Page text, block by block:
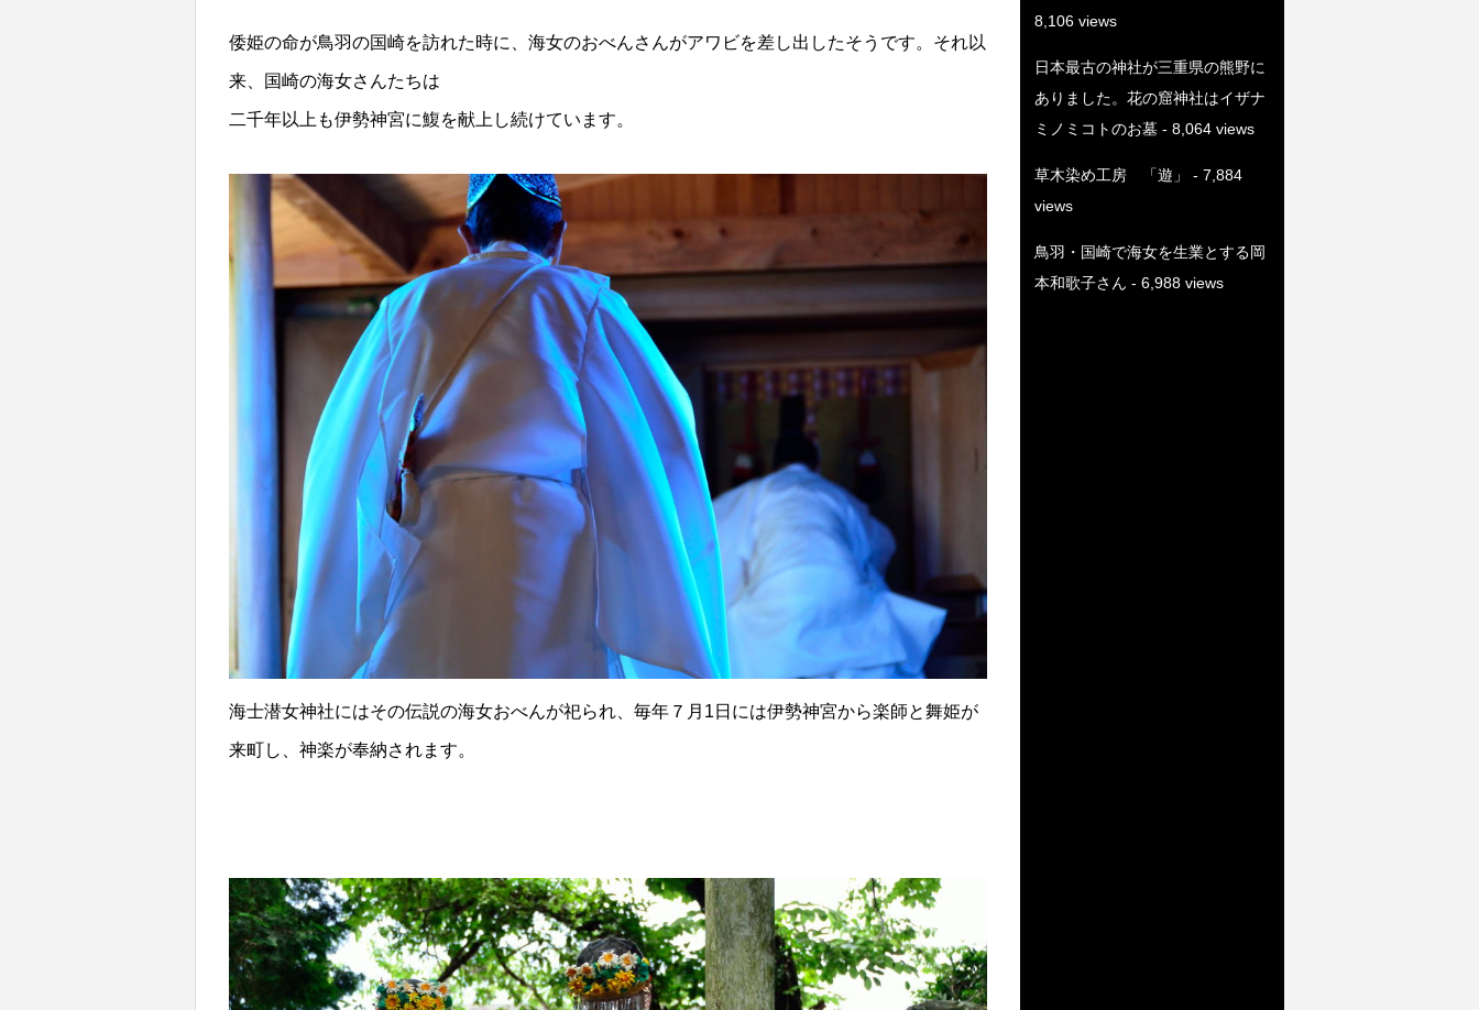
倭姫の命が鳥羽の国崎を訪れた時に、海女のおべんさんがアワビを差し出したそうです。それ以
来、国崎の海女さんたちは
二千年以上も伊勢神宮に鰒を献上し続けています。
海士潜女神社にはその伝説の海女おべんが祀られ、毎年７月1日には伊勢神宮から楽師と舞姫が
来町し、神楽が奉納されます。
8,106 views
日本最古の神社が三重県の熊野に
ありました。花の窟神社はイザナ
ミノミコトのお墓- 8,064 views
草木染め工房 「遊」
- 7,884
views
鳥羽・国崎で海女を生業とする岡
本和歌子さん - 6,988 views